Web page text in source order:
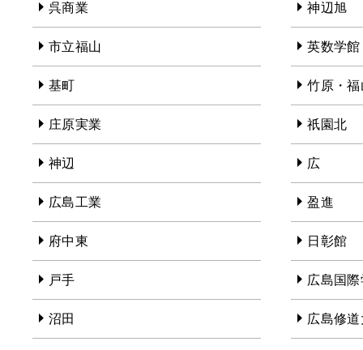
呉商業 神辺旭
市立福山 英数学館
基町 竹原・
庄原実業 祇園北
神辺 広
広島工業 盈進
府中東 日彰館
戸手 広島国
沼田 広島修